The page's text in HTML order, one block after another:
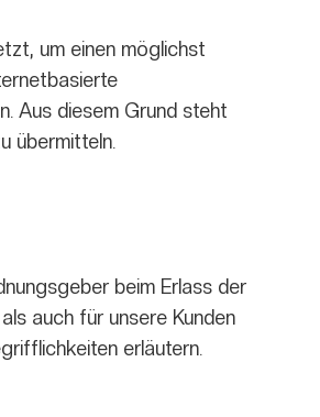
um einen möglichst
Aus diesem Grund steht
übermitteln.
beim Erlass der
auch für unsere Kunden
erläutern.